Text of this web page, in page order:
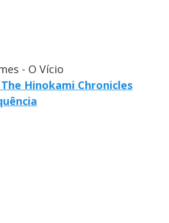
- O Vício
Hinokami Chronicles